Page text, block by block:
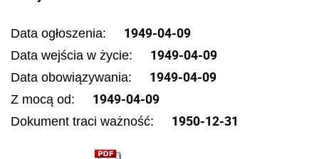
Data ogłoszenia: 1949-04-09
Data wejścia w życie: 1949-04-09
Data obowiązywania: 1949-04-09
Z mocą od: 1949-04-09
Dokument traci ważność: 1950-12-31